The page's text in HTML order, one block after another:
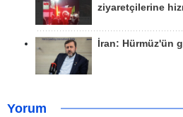
ziyaretçilerine
İran: Hürmüz'ün
Yorum